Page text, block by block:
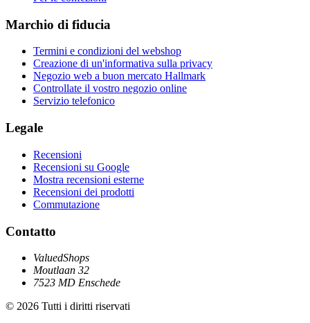
Marchio di fiducia
Termini e condizioni del webshop
Creazione di un'informativa sulla privacy
Negozio web a buon mercato Hallmark
Controllate il vostro negozio online
Servizio telefonico
Legale
Recensioni
Recensioni su Google
Mostra recensioni esterne
Recensioni dei prodotti
Commutazione
Contatto
ValuedShops
Moutlaan 32
7523 MD Enschede
© 2026 Tutti i diritti riservati